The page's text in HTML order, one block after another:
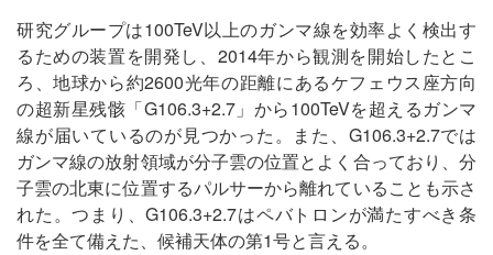
研究グループは100TeV以上のガンマ線を効率よく検出す
るための装置を開発し、2014年から観測を開始したとこ
ろ、地球から約2600光年の距離にあるケフェウス座方向
の超新星残骸「G106.3+2.7」から100TeVを超えるガンマ
線が届いているのが見つかった。また、G106.3+2.7では
ガンマ線の放射領域が分子雲の位置とよく合っており、分
子雲の北東に位置するパルサーから離れていることも示さ
れた。つまり、G106.3+2.7はペバトロンが満たすべき条
件を全て備えた、候補天体の第1号と言える。